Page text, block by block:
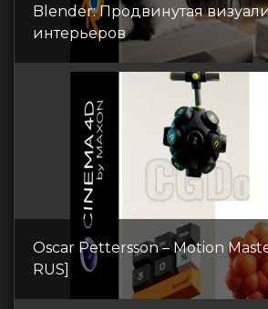
Blender: Продвинутая
интерьеров
Oscar Pettersson – Motion
RUS]